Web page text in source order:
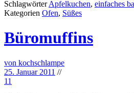
SchlagwörterApfelkuchen, einfaches
Kategorien Ofen, Süßes
Büromuffins
von kochschlampe
25. Januar 2011 //
11